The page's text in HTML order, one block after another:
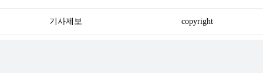
기사제보 copyright